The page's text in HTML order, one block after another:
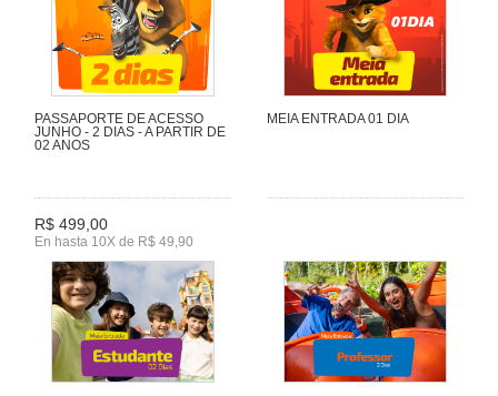
PASSAPORTE DE ACESSO
JUNHO - 2 DIAS - A PARTIR DE
02 ANOS
R$ 499,00
En hasta 10X de R$ 49,90
MEIA ENTRADA 01 DIA